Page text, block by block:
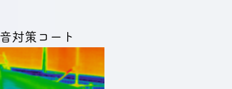
対策コート